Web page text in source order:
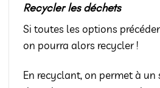
Recycler les déchets
Si toutes les options
on pourra alors recycler !
En recyclant, on permet à